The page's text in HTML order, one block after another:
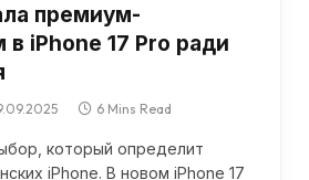
премиум-
iPhone 17 Pro ради
6 Mins Read
который определит
iPhone. В новом iPhone 17